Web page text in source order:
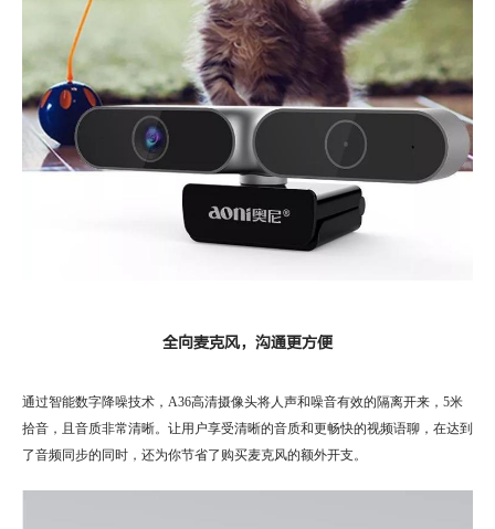
全向麦克风，沟通更方便
通过智能数字降噪技术，A36高清摄像头将人声和噪音有效的隔离开来，5米
拾音，且音质非常清晰。让用户享受清晰的音质和更畅快的视频语聊， 在达到
了音频同步的同时，还为你节省了购买麦克风的额外开支。